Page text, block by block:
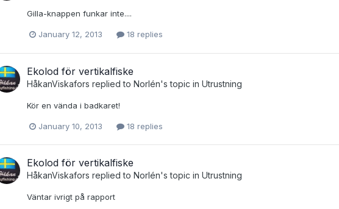
Gilla-knappen funkar inte....
January 12, 2013 18 replies
Ekolod för vertikalfiske
HåkanViskafors replied to Norlén's topic in Utrustning
Kör en vända i badkaret!
January 10, 2013 18 replies
Ekolod för vertikalfiske
HåkanViskafors replied to Norlén's topic in Utrustning
Väntar ivrigt på rapport